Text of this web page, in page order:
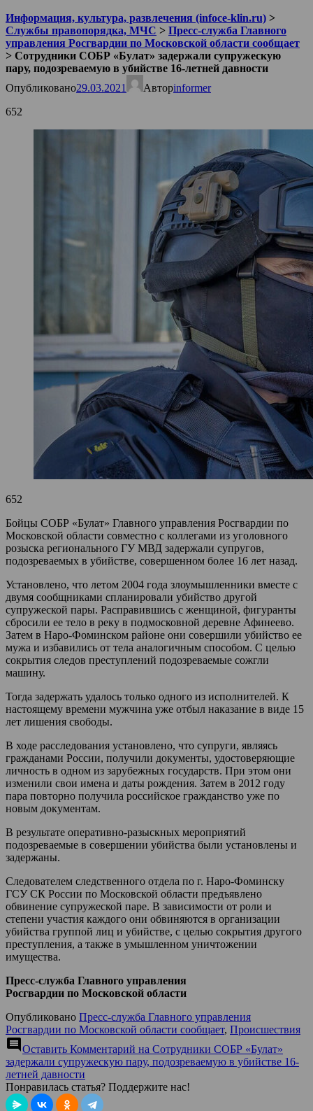
Информация, культура, развлечения (infoce-klin.ru) >
Службы правопорядка, МЧС > Пресс-служба Главного
управления Росгвардии по Московской области сообщает
> Сотрудники СОБР «Булат» задержали супружескую
пару, подозреваемую в убийстве 16-летней давности
Опубликовано29.03.2021 Авторinformer
652
652
Бойцы СОБР «Булат» Главного управления Росгвардии по
Московской области совместно с коллегами из уголовного
розыска регионального ГУ МВД задержали супругов,
подозреваемых в убийстве, совершенном более 16 лет назад.
Установлено, что летом 2004 года злоумышленники вместе с
двумя сообщниками спланировали убийство другой
супружеской пары. Расправившись с женщиной, фигуранты
сбросили ее тело в реку в подмосковной деревне Афинеево.
Затем в Наро-Фоминском районе они совершили убийство ее
мужа и избавились от тела аналогичным способом. С целью
сокрытия следов преступлений подозреваемые сожгли
машину.
Тогда задержать удалось только одного из исполнителей. К
настоящему времени мужчина уже отбыл наказание в виде 15
лет лишения свободы.
В ходе расследования установлено, что супруги, являясь
гражданами России, получили документы, удостоверяющие
личность в одном из зарубежных государств. При этом они
изменили свои имена и даты рождения. Затем в 2012 году
пара повторно получила российское гражданство уже по
новым документам.
В результате оперативно-разыскных мероприятий
подозреваемые в совершении убийства были установлены и
задержаны.
Следователем следственного отдела по г. Наро-Фоминску
ГСУ СК России по Московской области предъявлено
обвинение супружеской паре. В зависимости от роли и
степени участия каждого они обвиняются в организации
убийства группой лиц и убийстве, с целью сокрытия другого
преступления, а также в умышленном уничтожении
имущества.
Пресс-служба Главного управления
Росгвардии по Московской области
Опубликовано Пресс-служба Главного управления
Росгвардии по Московской области сообщает, Происшествия
comment Оставить Комментарий на Сотрудники СОБР «Булат»
задержали супружескую пару, подозреваемую в убийстве 16-
летней давности
Понравилась статья? Поддержите нас!